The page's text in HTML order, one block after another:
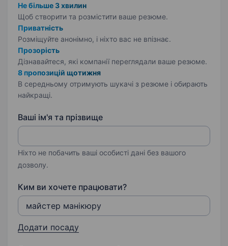
Не більше 3 хвилин
Щоб створити та розмістити ваше резюме.
Приватність
Розміщуйте анонімно, і ніхто вас не впізнає.
Прозорість
Дізнавайтеся, які компанії переглядали ваше резюме.
8 пропозицій щотижня
В середньому отримують шукачі з резюме і обирають
найкращі.
Ваші ім'я та прізвище
Ніхто не побачить ваші особисті дані без вашого
дозволу.
Ким ви хочете працювати?
Додати посаду